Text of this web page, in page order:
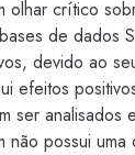
olhar crítico
de dados
devido ao
efeitos
ser analisados
não possui